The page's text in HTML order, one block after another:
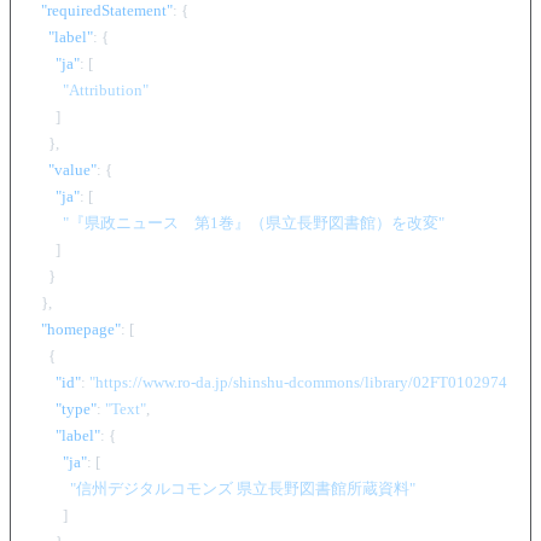
"requiredStatement": {
"label": {
"ja": [
"Attribution"
]
}
"value": {
"ja": [
"『県政ニュース　第1巻』（県立長野図書館）を改変"
]
}
}
"homepage": [
{
"id": "https://www.ro-da.jp/shinshu-dcommons/library/02FT0102974177"
"type": "Text",
"label": {
"ja": [
"信州デジタルコモンズ 県立長野図書館所蔵資料"
]